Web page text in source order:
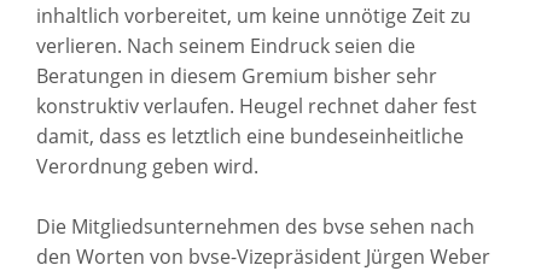
inhaltlich vorbereitet, um keine unnötige Zeit zu
verlieren. Nach seinem Eindruck seien die
Beratungen in diesem Gremium bisher sehr
konstruktiv verlaufen. Heugel rechnet daher fest
damit, dass es letztlich eine bundeseinheitliche
Verordnung geben wird.
Die Mitgliedsunternehmen des bvse sehen nach
den Worten von bvse-Vizepräsident Jürgen Weber